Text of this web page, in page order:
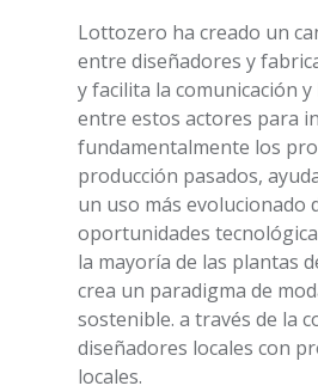
Lottozero ha creado un
entre diseñadores y
y facilita la comunicación
entre estos actores para
fundamentalmente los
producción pasados,
un uso más evolucionado
oportunidades
la mayoría de las plantas
crea un paradigma de
sostenible. a través de la
diseñadores locales con
locales.